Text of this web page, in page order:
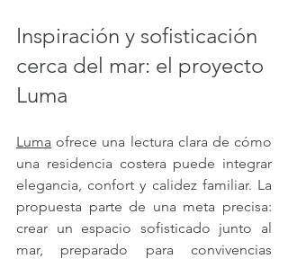
Inspiración y sofisticación
cerca del mar: el proyecto
Luma
Luma ofrece una lectura clara de cómo
una residencia costera puede integrar
elegancia, confort y calidez familiar. La
propuesta parte de una meta precisa:
crear un espacio sofisticado junto al
mar, preparado para convivencias